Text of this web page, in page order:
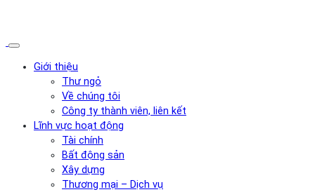
Giới thiệu
Thư ngỏ
Về chúng tôi
Công ty thành viên, liên kết
Lĩnh vực hoạt động
Tài chính
Bất động sản
Xây dựng
Thương mại – Dịch vụ